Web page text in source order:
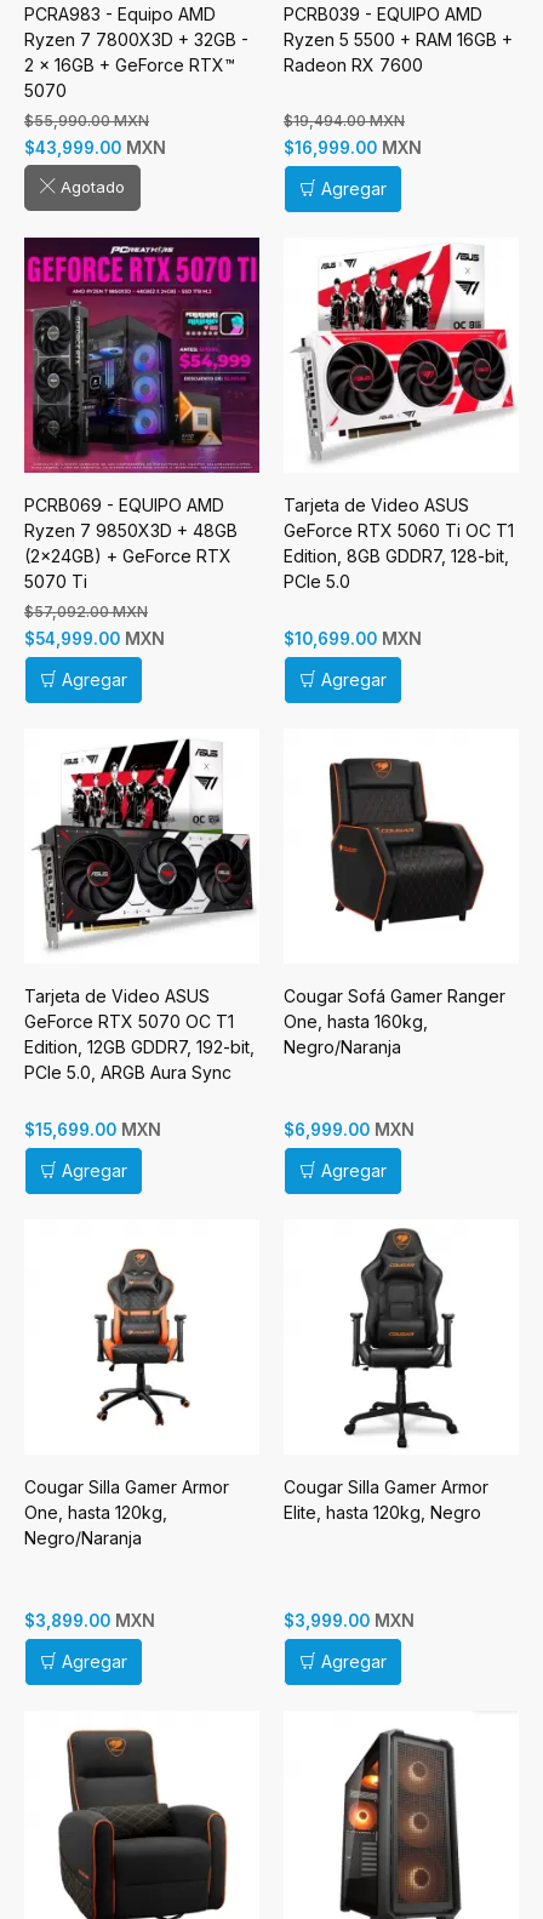
PCRA983 - Equipo AMD
Ryzen 7 7800X3D + 32GB -
2 x 16GB + GeForce RTX™
5070
$55,990.00 MXN
$43,999.00 MXN
Agotado
PCRB039 - EQUIPO AMD
Ryzen 5 5500 + RAM 16GB +
Radeon RX 7600
$19,494.00 MXN
$16,999.00 MXN
Agregar
PCRB069 - EQUIPO AMD
Ryzen 7 9850X3D + 48GB
(2x24GB) + GeForce RTX
5070 Ti
$57,092.00 MXN
$54,999.00 MXN
Agregar
Tarjeta de Video ASUS
GeForce RTX 5060 Ti OC T1
Edition, 8GB GDDR7, 128-bit,
PCIe 5.0
$10,699.00 MXN
Agregar
Tarjeta de Video ASUS
GeForce RTX 5070 OC T1
Edition, 12GB GDDR7, 192-bit,
PCIe 5.0, ARGB Aura Sync
$15,699.00 MXN
Agregar
Cougar Sofá Gamer Ranger
One, hasta 160kg,
Negro/Naranja
$6,999.00 MXN
Agregar
Cougar Silla Gamer Armor
One, hasta 120kg,
Negro/Naranja
$3,899.00 MXN
Agregar
Cougar Silla Gamer Armor
Elite, hasta 120kg, Negro
$3,999.00 MXN
Agregar